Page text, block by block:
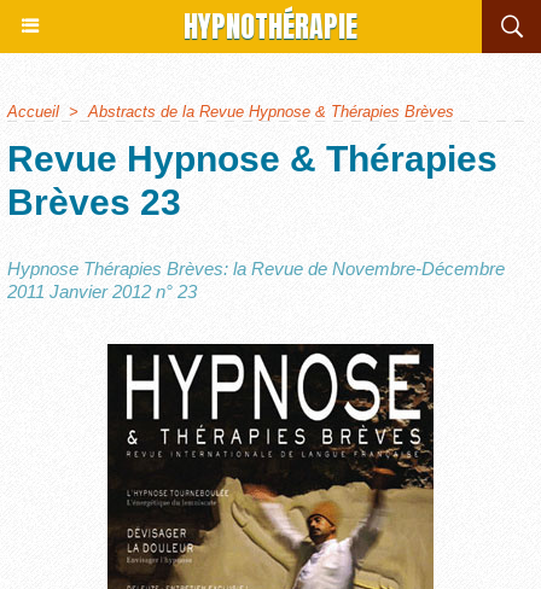
HYPNOTHÉRAPIE
Accueil > Abstracts de la Revue Hypnose & Thérapies Brèves
Revue Hypnose & Thérapies
Brèves 23
Hypnose Thérapies Brèves: la Revue de Novembre-Décembre
2011 Janvier 2012 n° 23